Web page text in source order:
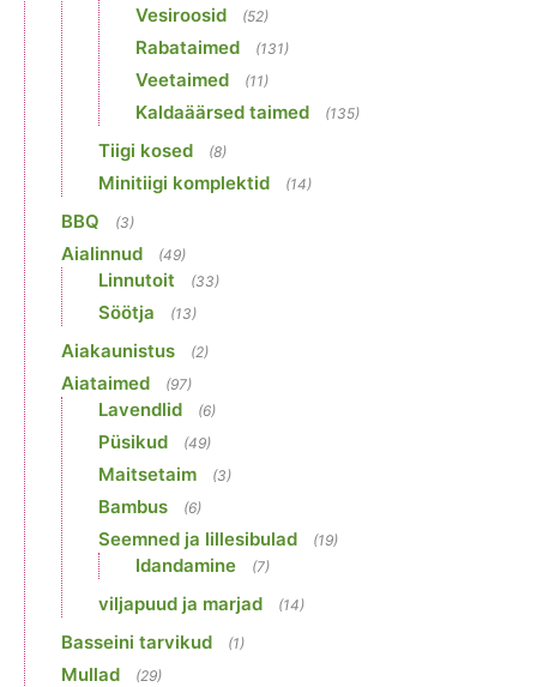
Vesiroosid (52)
Rabataimed (131)
Veetaimed (11)
Kaldaäärsed taimed (135)
Tiigi kosed (8)
Minitiigi komplektid (14)
BBQ (3)
Aialinnud (49)
Linnutoit (33)
Söötja (13)
Aiakaunistus (2)
Aiataimed (97)
Lavendlid (6)
Püsikud (49)
Maitsetaim (3)
Bambus (6)
Seemned ja lillesibulad (19)
Idandamine (7)
viljapuud ja marjad (14)
Basseini tarvikud (1)
Mullad (29)